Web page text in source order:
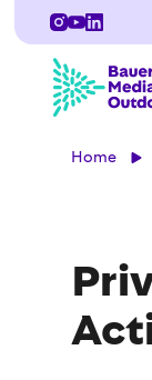
Home